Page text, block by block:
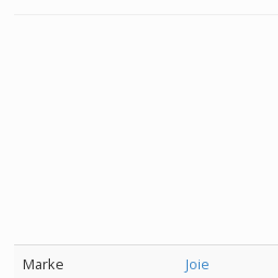
Marke
Joie